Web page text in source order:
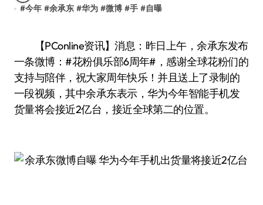
#今年 #余承东 #华为 #微博 #手 #自曝
【PConline资讯】消息：昨日上午，余承东发布
一条微博：#花粉俱乐部6周年#，感谢全球花粉们的
支持与陪伴，祝大家周年快乐！并且送上了录制的
一段视频，其中余承东表示，华为今年智能手机发
货量将会接近2亿台，接近全球第二的位置。